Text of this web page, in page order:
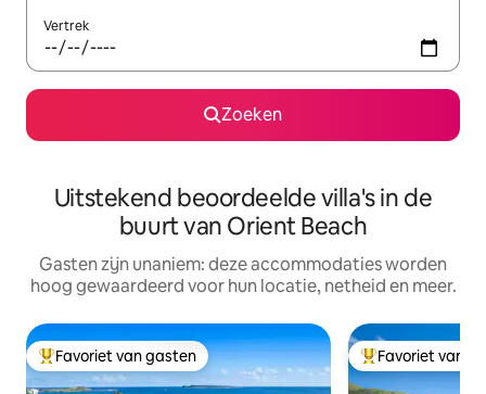
Vertrek
Zoeken
Uitstekend beoordeelde villa's in de
buurt van Orient Beach
Gasten zijn unaniem: deze accommodaties worden
hoog gewaardeerd voor hun locatie, netheid en meer.
Topfavoriet van gasten
Favoriet van gasten Topfavoriet van
Favoriet van